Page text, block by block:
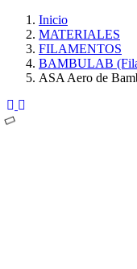
Inicio
MATERIALES
FILAMENTOS
BAMBULAB
ASA Aero de